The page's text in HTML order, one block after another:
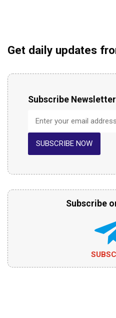
Get daily updates
Subscribe Newsletter
SUBSCRIBE NOW
Subscribe